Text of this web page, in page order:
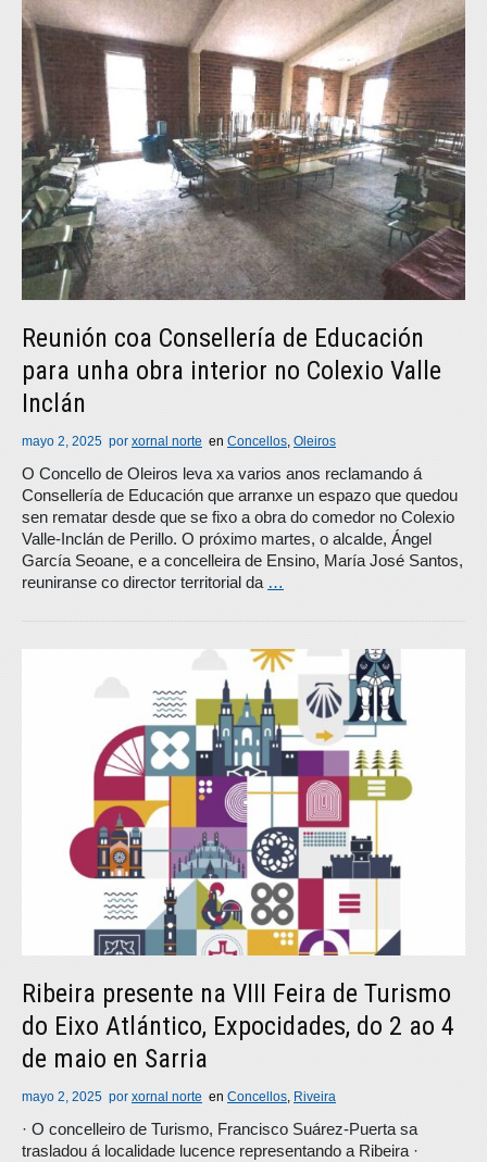
Reunión coa Consellería de Educación
para unha obra interior no Colexio Valle
Inclán
mayo 2, 2025 por xornal norte en Concellos, Oleiros
O Concello de Oleiros leva xa varios anos reclamando á
Consellería de Educación que arranxe un espazo que quedou
sen rematar desde que se fixo a obra do comedor no Colexio
Valle-Inclán de Perillo. O próximo martes, o alcalde, Ángel
García Seoane, e a concelleira de Ensino, María José Santos,
reuniranse co director territorial da …
Ribeira presente na VIII Feira de Turismo
do Eixo Atlántico, Expocidades, do 2 ao 4
de maio en Sarria
mayo 2, 2025 por xornal norte en Concellos, Riveira
· O concelleiro de Turismo, Francisco Suárez-Puerta sa
trasladou á localidade lucence representando a Ribeira ·